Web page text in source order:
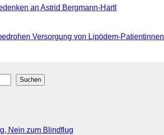
an Astrid Bergmann-Hartl
Versorgung von Lipödem-Patientinnen
Suchen
Nein zum Blindflug